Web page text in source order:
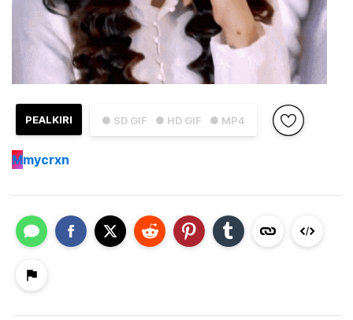
● SD GIF ● HD GIF ● MP4
PEALKIRI
Mmycrxn